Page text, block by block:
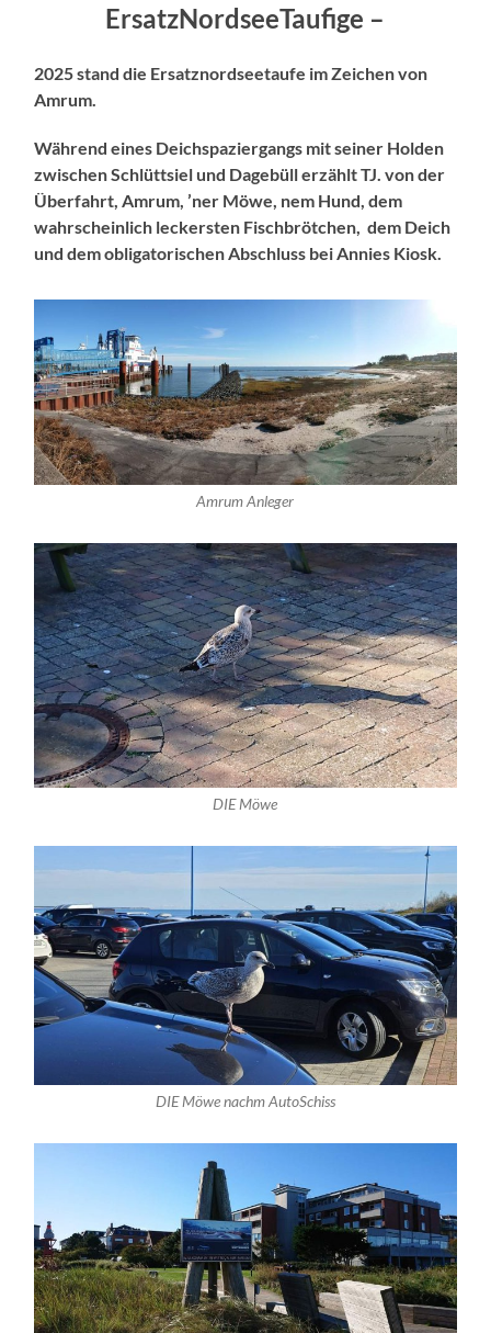
ErsatzNordseeTaufige –
2025 stand die Ersatznordseetaufe im Zeichen von
Amrum.
Während eines Deichspaziergangs mit seiner Holden
zwischen Schlüttsiel und Dagebüll erzählt TJ. von der
Überfahrt, Amrum, ’ner Möwe, nem Hund, dem
wahrscheinlich leckersten Fischbrötchen, dem Deich
und dem obligatorischen Abschluss bei Annies Kiosk.
Amrum Anleger
DIE Möwe
DIE Möwe nachm AutoSchiss